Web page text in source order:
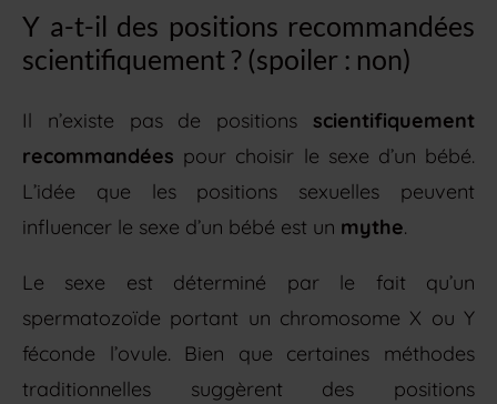
Y a-t-il des positions recommandées
scientifiquement ? (spoiler : non)
Il n’existe pas de positions scientifiquement
recommandées pour choisir le sexe d’un bébé.
L’idée que les positions sexuelles peuvent
influencer le sexe d’un bébé est un mythe.
Le sexe est déterminé par le fait qu’un
spermatozoïde portant un chromosome X ou Y
féconde l’ovule. Bien que certaines méthodes
traditionnelles suggèrent des positions